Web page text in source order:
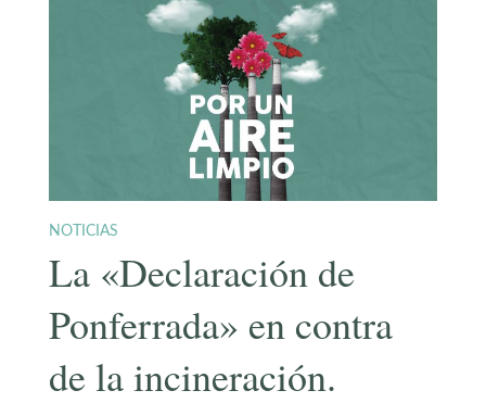
NOTICIAS
La «Declaración de
Ponferrada» en contra
de la incineración.